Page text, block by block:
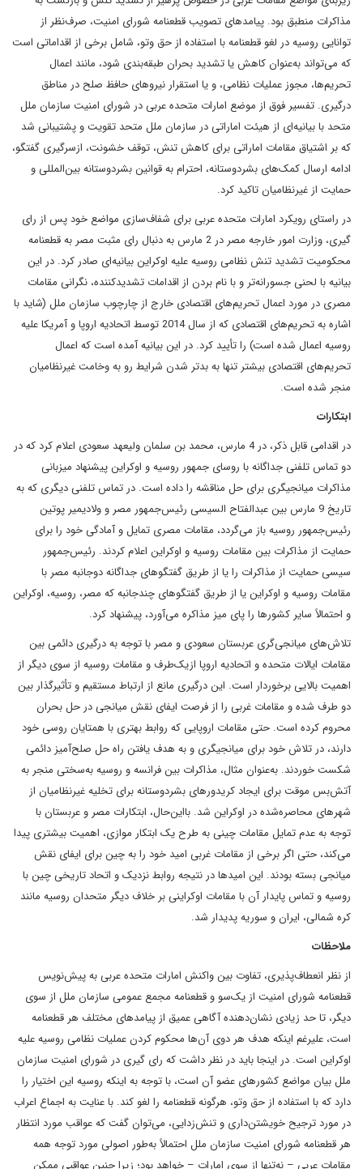
مذاکرات منطبق بود. پیامدهای تصویب قطعنامه شورای امنیت، صرف‌نظر از
توانایی روسیه در لغو قطعنامه با استفاده از حق وتو، شامل برخی از اقداماتی است
که می‌تواند به‌عنوان کاهش یا تشدید بحران طبقه‌بندی شود، مانند اعمال
تحریم‌ها، مجوز عملیات نظامی، و یا استقرار نیروهای حافظ صلح در مناطق
درگیری. تفسیر فوق از موضع امارات متحده عربی در شورای امنیت سازمان ملل
متحد با بیانیه‌ای از هیئت اماراتی در سازمان ملل متحد تقویت و پشتیبانی شد
که بر اشتیاق مقامات اماراتی برای کاهش تنش، توقف خشونت، ازسرگیری گفتگو،
ادامه ارسال کمک‌های بشردوستانه، احترام به قوانین بشردوستانه بین‌المللی و
حمایت از غیرنظامیان تاکید کرد.
در راستای رویکرد امارات متحده عربی برای شفاف‌سازی مواضع خود پس از رای
گیری، وزارت امور خارجه مصر در 2 مارس به دنبال رای مثبت مصر به قطعنامه
محکومیت تشدید تنش نظامی روسیه علیه اوکراین بیانیه‌ای صادر کرد. در این
بیانیه با لحنی جسورانه‌تر و با نام بردن از اقدامات تشدیدکننده، نگرانی مقامات
مصری در مورد اعمال تحریم‌های اقتصادی خارج از چارچوب سازمان ملل (شاید با
اشاره به تحریم‌های اقتصادی که از سال 2014 توسط اتحادیه اروپا و آمریکا علیه
روسیه اعمال شده است) را تأیید کرد. در این بیانیه آمده است که اعمال
تحریم‌های اقتصادی بیشتر تنها به بدتر شدن شرایط رو به وخامت غیرنظامیان
منجر شده است.
ابتکارات
در اقدامی قابل ذکر، در 4 مارس، محمد بن سلمان ولیعهد سعودی اعلام کرد که در
دو تماس تلفنی جداگانه با روسای جمهور روسیه و اوکراین پیشنهاد میزبانی
مذاکرات میانجیگری برای حل مناقشه را داده است. در تماس تلفنی دیگری که به
تاریخ 9 مارس بین عبدالفتاح السیسی رئیس‌جمهور مصر و ولادیمیر پوتین
رئیس‌جمهور روسیه باز می‌گردد، مقامات مصری تمایل و آمادگی خود را برای
حمایت از مذاکرات بین مقامات روسیه و اوکراین اعلام کردند. رئیس‌جمهور
سیسی حمایت از مذاکرات را یا از طریق گفتگوهای جداگانه دوجانبه مصر با
مقامات روسیه و اوکراین یا از طریق گفتگوهای چندجانبه که مصر، روسیه، اوکراین
و احتمالاً سایر کشورها را پای میز مذاکره می‌آورد، پیشنهاد کرد.
تلاش‌های میانجی‌گری عربستان سعودی و مصر با توجه به درگیری دائمی بین
مقامات ایالات متحده و اتحادیه اروپا ازیک‌طرف و مقامات روسیه از سوی دیگر از
اهمیت بالایی برخوردار است. این درگیری مانع از ارتباط مستقیم و تأثیرگذار بین
دو طرف شده و مقامات غربی را از فرصت ایفای نقش میانجی در حل بحران
محروم کرده است. حتی مقامات اروپایی که روابط بهتری با همتایان روسی خود
دارند، در تلاش خود برای میانجیگری و به هدف یافتن راه حل صلح‌آمیز دائمی
شکست خوردند. به‌عنوان مثال، مذاکرات بین فرانسه و روسیه به‌سختی منجر به
آتش‌بس موقت برای ایجاد کریدورهای بشردوستانه برای تخلیه غیرنظامیان از
شهرهای محاصره‌شده در اوکراین شد. بااین‌حال، ابتکارات مصر و عربستان با
توجه به عدم تمایل مقامات چینی به طرح یک ابتکار موازی، اهمیت بیشتری پیدا
می‌کند، حتی اگر برخی از مقامات غربی امید خود را به چین برای ایفای نقش
میانجی بسته بودند. این امیدها در نتیجه روابط نزدیک و اتحاد تاریخی چین با
روسیه و تماس پایدار آن با مقامات اوکراینی بر خلاف دیگر متحدان روسیه مانند
کره شمالی، ایران و سوریه پدیدار شد.
ملاحظات
از نظر انعطاف‌پذیری، تفاوت بین واکنش امارات متحده عربی به پیش‌نویس
قطعنامه شورای امنیت از یک‌سو و قطعنامه مجمع عمومی سازمان ملل از سوی
دیگر، تا حد زیادی نشان‌دهنده آگاهی عمیق از پیامدهای مختلف هر قطعنامه
است، علیرغم اینکه هدف هر دوی آن‌ها محکوم کردن عملیات نظامی روسیه علیه
اوکراین است. در اینجا باید در نظر داشت که رای گیری در شورای امنیت سازمان
ملل بیان مواضع کشورهای عضو آن است، با توجه به اینکه روسیه این اختیار را
دارد که با استفاده از حق وتو، هرگونه قطعنامه را لغو کند. با عنایت به اجماع اعراب
در مورد ترجیح خویشتن‌داری و تنش‌زدایی، می‌توان گفت که عواقب مورد انتظار
هر قطعنامه شورای امنیت سازمان ملل احتمالاً به‌طور اصولی مورد توجه همه
مقامات عربی – نه‌تنها از سوی امارات – خواهد بود؛ زیرا چنین عواقبی ممکن